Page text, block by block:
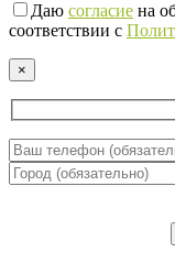
Даю согласие на
соответствии с
×